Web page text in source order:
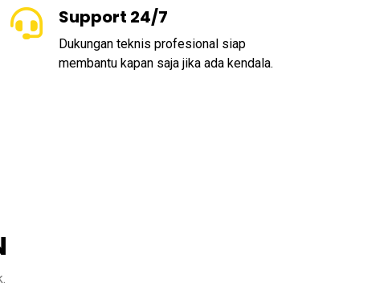
Support 24/7
Dukungan teknis profesional siap
membantu kapan saja jika ada kendala.